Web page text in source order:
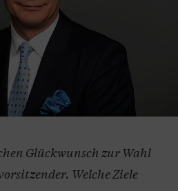
Glückwunsch zur Wahl
Welche Ziele